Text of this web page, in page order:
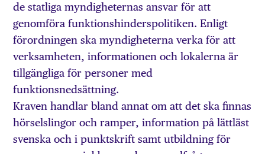
de statliga myndigheternas ansvar för att
genomföra funktionshinderspolitiken. Enligt
förordningen ska myndigheterna verka för att
verksamheten, informationen och lokalerna är
tillgängliga för personer med
funktionsnedsättning.
Kraven handlar bland annat om att det ska finnas
hörselslingor och ramper, information på lättläst
svenska och i punktskrift samt utbildning för